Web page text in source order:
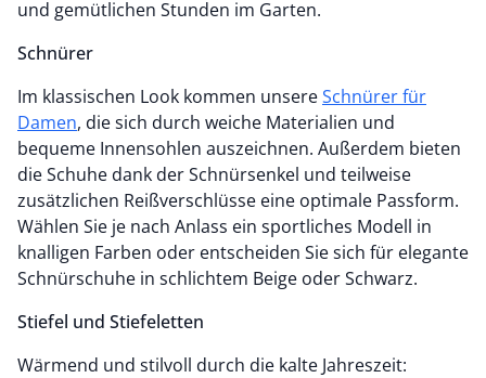
und gemütlichen Stunden im Garten.
Schnürer
Im klassischen Look kommen unsereSchnürer für
Damen, die sich durch weiche Materialien und
bequeme Innensohlen auszeichnen. Außerdem bieten
die Schuhe dank der Schnürsenkel und teilweise
zusätzlichen Reißverschlüsse eine optimale Passform.
Wählen Sie je nach Anlass ein sportliches Modell in
knalligen Farben oder entscheiden Sie sich für elegante
Schnürschuhe in schlichtem Beige oder Schwarz.
Stiefel und Stiefeletten
Wärmend und stilvoll durch die kalte Jahreszeit: